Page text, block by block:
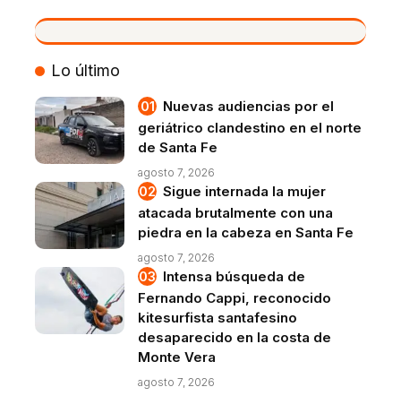
VIVO
Lo último
Nuevas audiencias por el
geriátrico clandestino en el norte
de Santa Fe
agosto 7, 2026
Sigue internada la mujer
atacada brutalmente con una
piedra en la cabeza en Santa Fe
agosto 7, 2026
Intensa búsqueda de
Fernando Cappi, reconocido
kitesurfista santafesino
desaparecido en la costa de
Monte Vera
agosto 7, 2026